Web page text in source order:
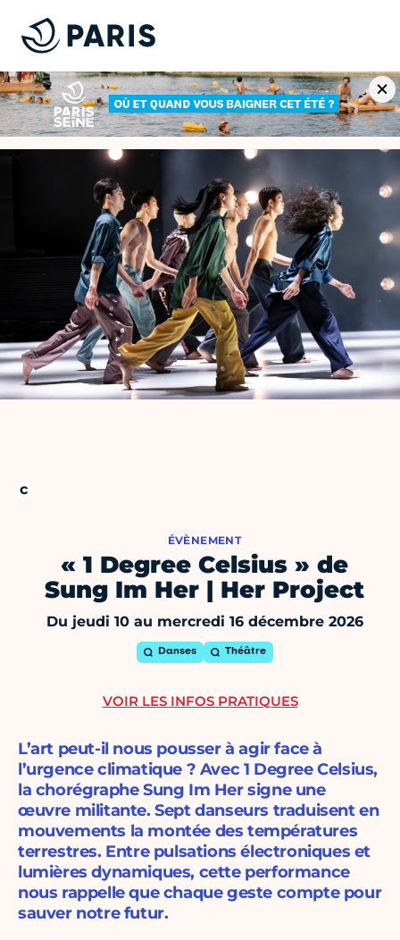
ÉVÈNEMENT
« 1 Degree Celsius » de
Sung Im Her | Her Project
Du jeudi 10 au mercredi 16 décembre 2026
Danses Théâtre
L’art peut-il nous pousser à agir face à
l’urgence climatique ? Avec 1 Degree Celsius,
la chorégraphe Sung Im Her signe une
œuvre militante. Sept danseurs traduisent en
mouvements la montée des températures
terrestres. Entre pulsations électroniques et
lumières dynamiques, cette performance
nous rappelle que chaque geste compte pour
sauver notre futur.
VOIR LES INFOS PRATIQUES